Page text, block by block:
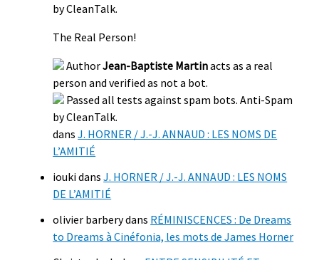
by CleanTalk.
The Real Person!
AuthorJean-Baptiste Martinacts as a real
person and verified as not a bot.
Passed all tests against spam bots. Anti-Spam
by CleanTalk.
dansJ. HORNER / J.-J. ANNAUD : LES NOMS DE
L’AMITIÉ
ioukidansJ. HORNER / J.-J. ANNAUD : LES NOMS
DE L’AMITIÉ
olivier barberydans RÉMINISCENCES : De Dreams
to Dreams à Cinéfonia, les mots de James Horner